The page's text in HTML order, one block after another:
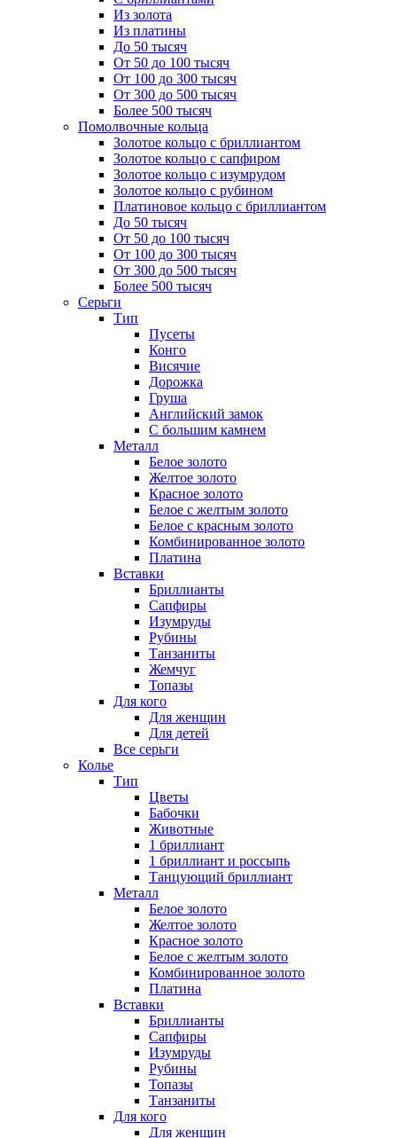
Из золота
Из платины
До 50 тысяч
От 50 до 100 тысяч
От 100 до 300 тысяч
От 300 до 500 тысяч
Более 500 тысяч
Помолвочные кольца
Золотое кольцо с бриллиантом
Золотое кольцо с сапфиром
Золотое кольцо с изумрудом
Золотое кольцо с рубином
Платиновое кольцо с бриллиантом
До 50 тысяч
От 50 до 100 тысяч
От 100 до 300 тысяч
От 300 до 500 тысяч
Более 500 тысяч
Серьги
Тип
Пусеты
Конго
Висячие
Дорожка
Груша
Английский замок
С большим камнем
Металл
Белое золото
Желтое золото
Красное золото
Белое с желтым золото
Белое с красным золото
Комбинированное золото
Платина
Вставки
Бриллианты
Сапфиры
Изумруды
Рубины
Танзаниты
Жемчуг
Топазы
Для кого
Для женщин
Для детей
Все серьги
Колье
Тип
Цветы
Бабочки
Животные
1 бриллиант
1 бриллиант и россыпь
Танцующий бриллиант
Металл
Белое золото
Желтое золото
Красное золото
Белое с желтым золото
Комбинированное золото
Платина
Вставки
Бриллианты
Сапфиры
Изумруды
Рубины
Топазы
Танзаниты
Для кого
Для женщин